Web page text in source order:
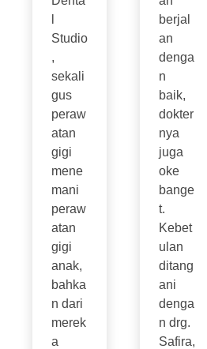
Studio
,
sekali
gus
peraw
atan
gigi
mene
mani
peraw
atan
gigi
anak,
bahka
n dari
merek
a
berjal
an
denga
n
baik,
dokter
nya
juga
oke
bange
t.
Kebet
ulan
ditang
ani
denga
n drg.
Safira,